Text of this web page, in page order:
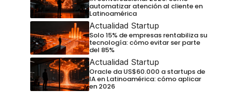
automatizar atención al cliente en
Latinoamérica
Actualidad Startup
Solo 15% de empresas rentabiliza su
tecnología: cómo evitar ser parte
del 85%
Actualidad Startup
Oracle da US$60.000 a startups de
IA en Latinoamérica: cómo aplicar
en 2026